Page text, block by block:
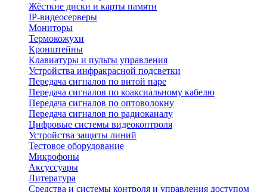
Жёсткие диски и карты памяти
IP-видеосерверы
Мониторы
Термокожухи
Кронштейны
Клавиатуры и пульты управления
Устройства инфракрасной подсветки
Передача сигналов по витой паре
Передача сигналов по коаксиальному кабелю
Передача сигналов по оптоволокну
Передача сигналов по радиоканалу
Цифровые системы видеоконтроля
Устройства защиты линий
Тестовое оборудование
Микрофоны
Аксуссуары
Литература
Средства и системы контроля и управления доступом